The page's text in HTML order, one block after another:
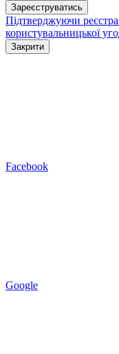
Зареєструватись
Підтверджуючи
користувальницької
Закрити
Facebook
Google